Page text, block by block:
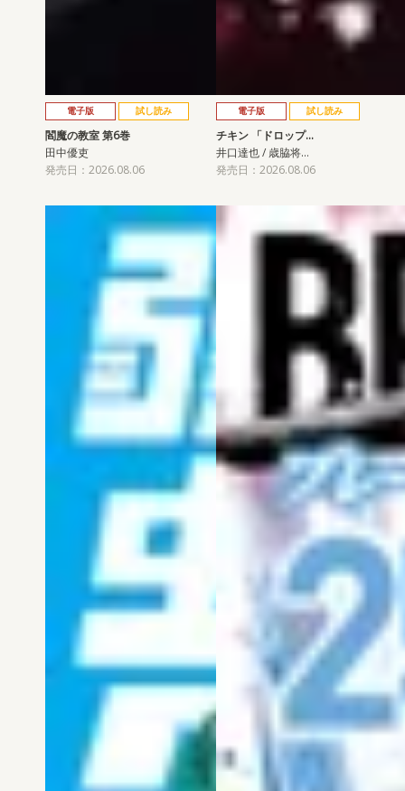
電子版 試し読み
閻魔の教室 第6巻
田中優吏
発売日：2026.08.06
電子版 試し読み
チキン 「ドロップ…
井口達也 / 歳脇将…
発売日：2026.08.06